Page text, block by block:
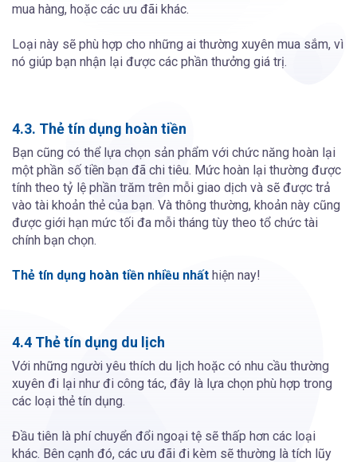
mua hàng, hoặc các ưu đãi khác.
Loại này sẽ phù hợp cho những ai thường xuyên mua sắm, vì
nó giúp bạn nhận lại được các phần thưởng giá trị.
4.3. Thẻ tín dụng hoàn tiền
Bạn cũng có thể lựa chọn sản phẩm với chức năng hoàn lại
một phần số tiền bạn đã chi tiêu. Mức hoàn lại thường được
tính theo tỷ lệ phần trăm trên mỗi giao dịch và sẽ được trả
vào tài khoản thẻ của bạn. Và thông thường, khoản này cũng
được giới hạn mức tối đa mỗi tháng tùy theo tổ chức tài
chính bạn chọn.
Thẻ tín dụng hoàn tiền nhiều nhất hiện nay!
4.4 Thẻ tín dụng du lịch
Với những người yêu thích du lịch hoặc có nhu cầu thường
xuyên đi lại như đi công tác, đây là lựa chọn phù hợp trong
các loại thẻ tín dụng.
Đầu tiên là phí chuyển đổi ngoại tệ sẽ thấp hơn các loại
khác. Bên cạnh đó, các ưu đãi đi kèm sẽ thường là tích lũy